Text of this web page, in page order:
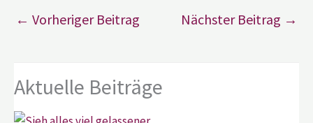
← Vorheriger Beitrag Nächster Beitrag →
Aktuelle Beiträge